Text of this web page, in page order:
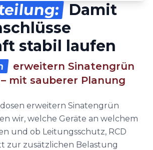
Damit
stabil laufen
erweitern Sinatengrün
mit sauberer Planung
erweitern Sinatengrün
wir, welche Geräte an welchem
und ob Leitungsschutz, RCD
zur zusätzlichen Belastung